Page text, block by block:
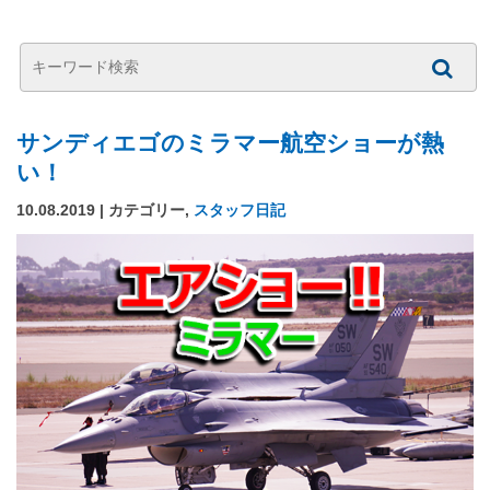
サンディエゴのミラマー航空ショーが熱
い！
10.08.2019 | カテゴリー, スタッフ日記